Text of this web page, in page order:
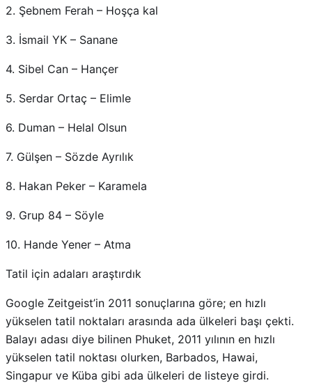
2. Şebnem Ferah – Hoşça kal
3. İsmail YK – Sanane
4. Sibel Can – Hançer
5. Serdar Ortaç – Elimle
6. Duman – Helal Olsun
7. Gülşen – Sözde Ayrılık
8. Hakan Peker – Karamela
9. Grup 84 – Söyle
10. Hande Yener – Atma
Tatil için adaları araştırdık
Google Zeitgeist’in 2011 sonuçlarına göre; en hızlı
yükselen tatil noktaları arasında ada ülkeleri başı çekti.
Balayı adası diye bilinen Phuket, 2011 yılının en hızlı
yükselen tatil noktası olurken, Barbados, Hawai,
Singapur ve Küba gibi ada ülkeleri de listeye girdi.